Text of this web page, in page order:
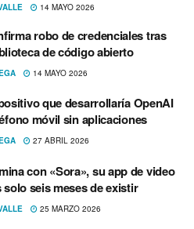
14 MAYO 2026
robo de credenciales tras
de código abierto
14 MAYO 2026
que desarrollaría OpenAI
móvil sin aplicaciones
27 ABRIL 2026
con «Sora», su app de video
seis meses de existir
25 MARZO 2026